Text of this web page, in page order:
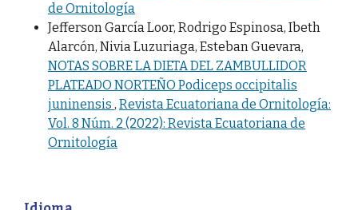
de Ornitología
Jefferson García Loor, Rodrigo Espinosa, Ibeth
Alarcón, Nivia Luzuriaga, Esteban Guevara,
NOTAS SOBRE LA DIETA DEL ZAMBULLIDOR
PLATEADO NORTEÑO Podiceps occipitalis
juninensis , Revista Ecuatoriana de Ornitología:
Vol. 8 Núm. 2 (2022): Revista Ecuatoriana de
Ornitología